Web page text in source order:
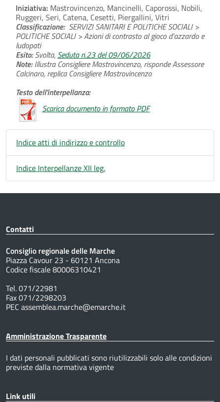
Iniziativa: Mastrovincenzo, Mancinelli, Caporossi, Nobili,
Ruggeri, Seri, Catena, Cesetti, Piergallini, Vitri
Classificazione: SERVIZI SANITARI E POLITICHE SOCIALI >
POLITICHE SOCIALI > Azioni di contrasto al gioco d'azzardo e
ludopati
Esito:Svolta, Seduta n.23 del 09/06/2026
Note:Illustra Consigliere Mastrovincenzo, risponde Assessore
Calcinaro, replica Consigliere Mastrovincenzo
Testo dell'interpellanza:
Scarica documento in formato PDF
Indice atti di indirizzo e controllo
Indice Interpellanze XII leg.
Contatti
Consiglio regionale delle Marche
Piazza Cavour 23 - 60121 Ancona
Codice fiscale 80006310421
Tel. 071/22981
Fax 071/2298203
PEC assemblea.marche@emarche.it
Amministrazione Trasparente
I dati personali pubblicati sono riutilizzabili solo alle condizioni
previste dalla normativa vigente
Link utili